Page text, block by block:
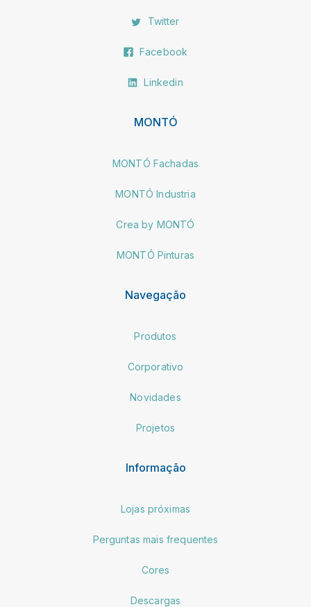
Twitter
Facebook
Linkedin
MONTÓ
MONTÓ Fachadas
MONTÓ Industria
Crea by MONTÓ
MONTÓ Pinturas
Navegação
Produtos
Corporativo
Novidades
Projetos
Informação
Lojas próximas
Perguntas mais frequentes
Cores
Descargas